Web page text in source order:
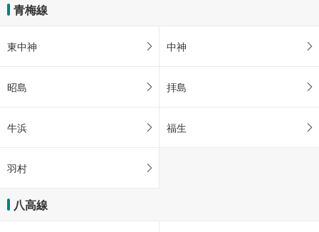
青梅線
東中神 中神
昭島 拝島
牛浜 福生
羽村
八高線